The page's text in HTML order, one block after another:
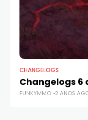
CHANGELOGS
Changelogs 6
FUNKYMMO 2 AÑOS